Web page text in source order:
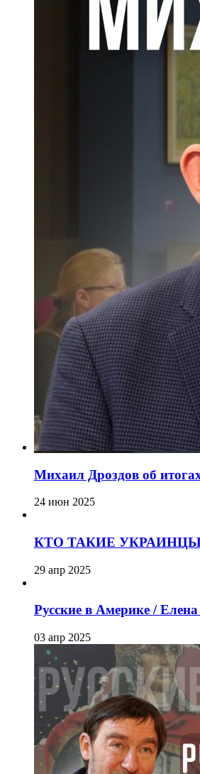
Михаил Дроздов об
24 июн 2025
КТО ТАКИЕ УКРАИНЦЫ /
29 апр 2025
Русские в Америке /
03 апр 2025